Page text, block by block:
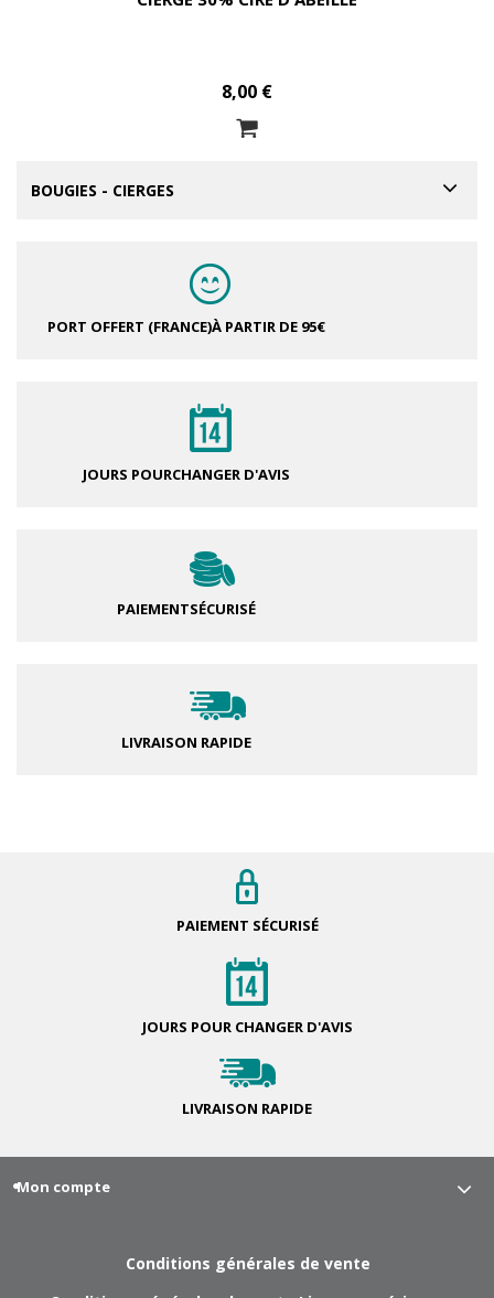
8,00 €
BOUGIES - CIERGES
PORT OFFERT (FRANCE)À PARTIR DE 95€
JOURS POURCHANGER D'AVIS
PAIEMENTSÉCURISÉ
LIVRAISON RAPIDE
PAIEMENT SÉCURISÉ
JOURS POUR CHANGER D'AVIS
LIVRAISON RAPIDE
Mon compte
Conditions générales de vente